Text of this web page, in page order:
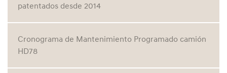
patentados desde 2014
Cronograma de Mantenimiento Programado camión
HD78